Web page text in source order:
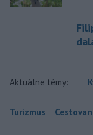
Aktuálne témy:
Turizmus